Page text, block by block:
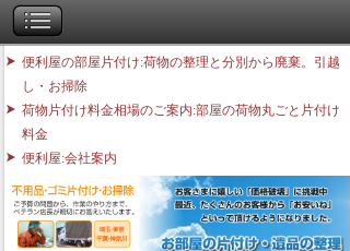
便利屋の部屋片付け:荷物の整理と分別から廃棄。引越
し・お掃除
荷物片付け料金相場のご案内:部屋の荷物丸ごと片付け
料金
便利屋:会社案内